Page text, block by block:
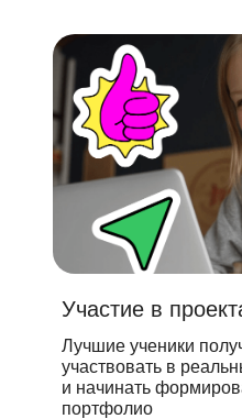
Участие в
Лучшие ученики
участвовать в
и начинать
портфолио